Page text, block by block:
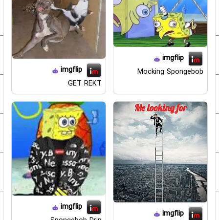
imgflip
Mocking Spongebob
imgflip
GET REKT
imgflip
imgflip